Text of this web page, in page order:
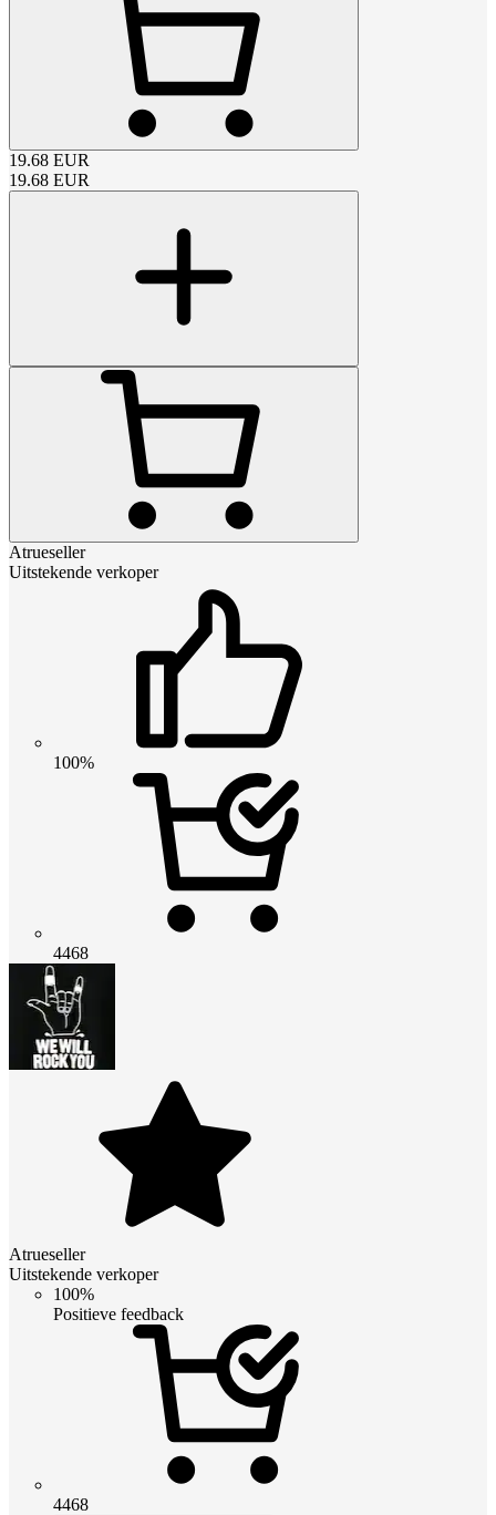
19.68 EUR
19.68 EUR
Atrueseller
Uitstekende verkoper
100%
4468
Atrueseller
Uitstekende verkoper
100%
Positieve feedback
4468